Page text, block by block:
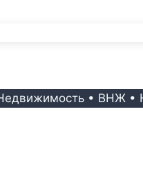
• ВНЖ •